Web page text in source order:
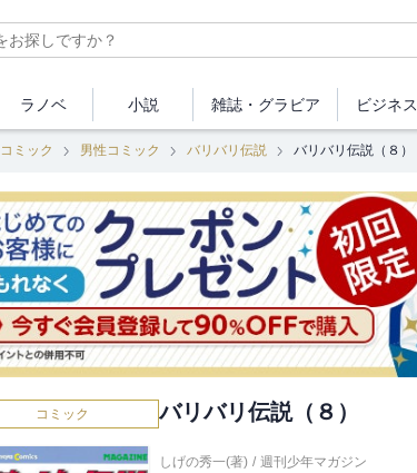
ラノベ 小説 雑誌・ グラビア ビジネス
コミック 男性コミック バリバリ伝説 バリバリ伝説（８）
コミック バリバリ伝説（８）
しげの秀一(著) / 週刊少年マガジン